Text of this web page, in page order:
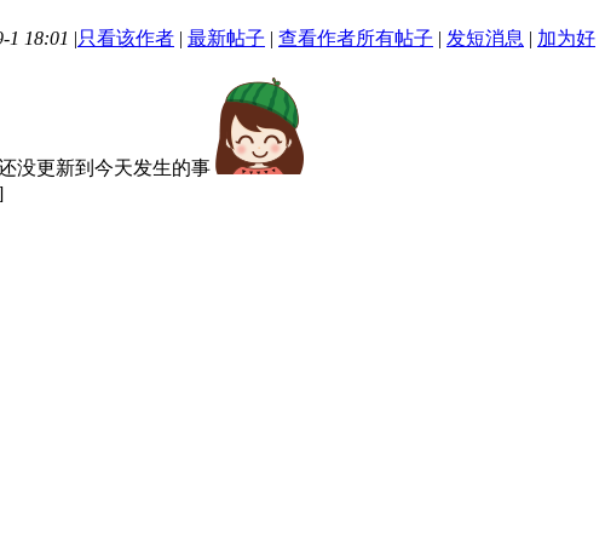
1 18:01 |只看该作者 | 最新帖子 | 查看作者所有帖子 | 发短消息 | 加为好
没更新到今天发生的事